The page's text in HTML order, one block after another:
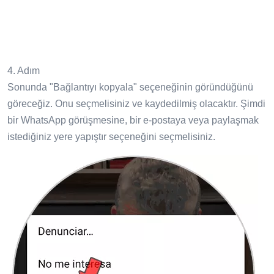
4. Adım
Sonunda "Bağlantıyı kopyala" seçeneğinin göründüğünü
göreceğiz. Onu seçmelisiniz ve kaydedilmiş olacaktır. Şimdi
bir WhatsApp görüşmesine, bir e-postaya veya paylaşmak
istediğiniz yere yapıştır seçeneğini seçmelisiniz.